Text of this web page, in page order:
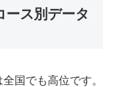
ース別データ
国でも高位です。